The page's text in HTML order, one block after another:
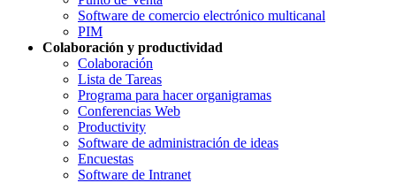
Software de comercio electrónico multicanal
PIM
Colaboración y productividad
Colaboración
Lista de Tareas
Programa para hacer organigramas
Conferencias Web
Productivity
Software de administración de ideas
Encuestas
Software de Intranet